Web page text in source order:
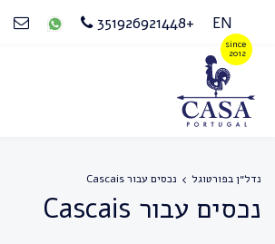
EN
+351926921448
נדל״ן בפורטוגל נכסים עבור Cascais
נכסים עבור Cascais